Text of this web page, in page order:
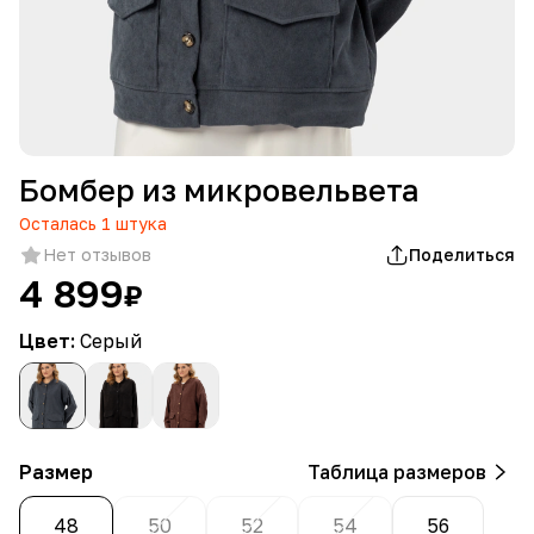
Бомбер из микровельвета
Осталась 1 штука
Нет отзывов
Поделиться
4 899₽
Цвет: Серый
Размер Таблица размеров
48 50 52 54 56